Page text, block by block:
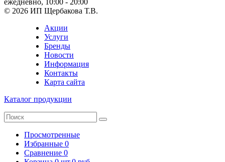
ежедневно, 10:00 - 20:00
© 2026 ИП Щербакова Т.В.
Акции
Услуги
Бренды
Новости
Информация
Контакты
Карта сайта
Каталог продукции
Просмотренные
Избранные 0
Сравнение 0